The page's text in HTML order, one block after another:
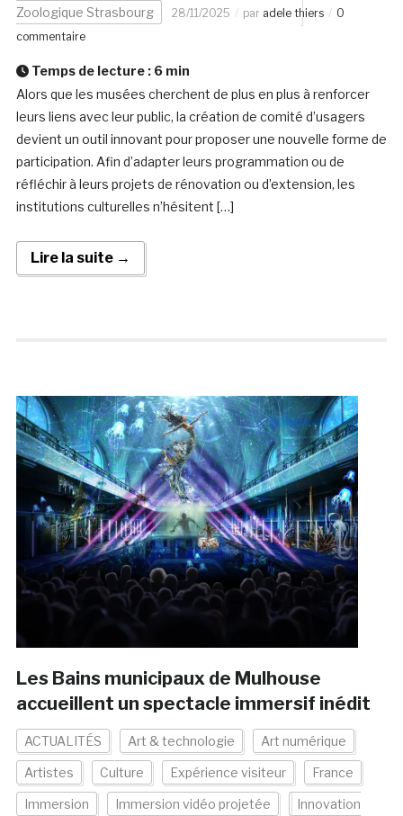
Zoologique Strasbourg 28/11/2025 par adele thiers
0
commentaire
Temps de lecture : 6 min
Alors que les musées cherchent de plus en plus à renforcer
leurs liens avec leur public, la création de comité d’usagers
devient un outil innovant pour proposer une nouvelle forme de
participation. Afin d’adapter leurs programmation ou de
réfléchir à leurs projets de rénovation ou d’extension, les
institutions culturelles n’hésitent […]
Lire la suite →
Les Bains municipaux de Mulhouse
accueillent un spectacle immersif inédit
ACTUALITÉS Art & technologie Art numérique
Artistes Culture Expérience visiteur France
Immersion Immersion vidéo projetée Innovation